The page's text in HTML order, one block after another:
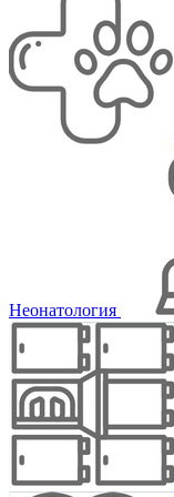
Неонатология